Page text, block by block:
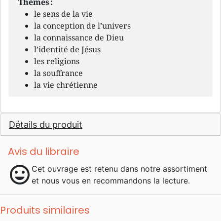
le sens de la vie
la conception de l’univers
la connaissance de Dieu
l’identité de Jésus
les religions
la souffrance
la vie chrétienne
Détails du produit
Avis du libraire
mood Cet ouvrage est retenu dans notre assortiment
et nous vous en recommandons la lecture.
Produits similaires